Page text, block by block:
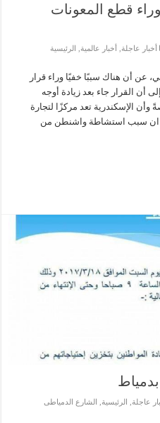
قطع المعونات
أخبار عاجلة أخبار عالمية
الرئيسية
عن أن هناك سببًا خفيًا وراء قرار
أن القرار جاء بعد زيادة أوجه
وأن الإسكندرية تعد مركزًا لتجارة
ان سبب استشاطة واشنطن من
عاجلة الرئيسية
الشارع الدمياطى